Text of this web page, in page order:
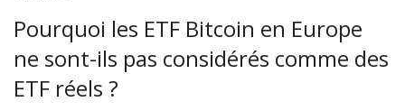
Pourquoi les ETF Bitcoin en Europe
ne sont-ils pas considérés comme des
ETF réels ?